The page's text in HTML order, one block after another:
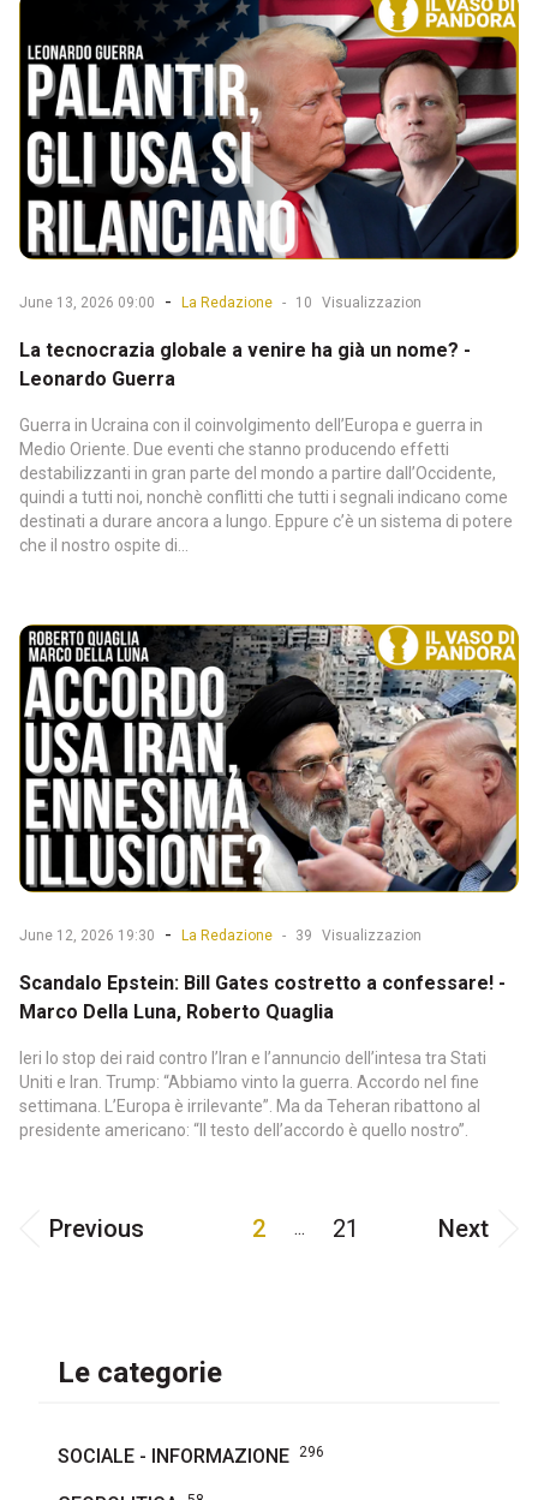
June 13, 2026 09:00 - La Redazione - 10 Visualizzazion
La tecnocrazia globale a venire ha già un nome? -
Leonardo Guerra
Guerra in Ucraina con il coinvolgimento dell’Europa e guerra in
Medio Oriente. Due eventi che stanno producendo effetti
destabilizzanti in gran parte del mondo a partire dall’Occidente,
quindi a tutti noi, nonchè conflitti che tutti i segnali indicano come
destinati a durare ancora a lungo. Eppure c’è un sistema di potere
che il nostro ospite di...
June 12, 2026 19:30 - La Redazione - 39 Visualizzazion
Scandalo Epstein: Bill Gates costretto a confessare! -
Marco Della Luna, Roberto Quaglia
Ieri lo stop dei raid contro l’Iran e l’annuncio dell’intesa tra Stati
Uniti e Iran. Trump: “Abbiamo vinto la guerra. Accordo nel fine
settimana. L’Europa è irrilevante”. Ma da Teheran ribattono al
presidente americano: “Il testo dell’accordo è quello nostro”.
Previous 2 ... 21 Next
Le categorie
SOCIALE - INFORMAZIONE 296